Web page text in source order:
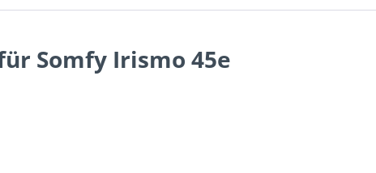
Somfy Irismo 45e